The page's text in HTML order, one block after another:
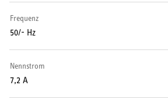
Regelung / Energiemanagement
Elektroheizung
Frequenz
50/- Hz
Nennstrom
7,2 A